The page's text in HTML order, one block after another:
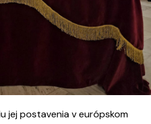
jej postavenia v európskom